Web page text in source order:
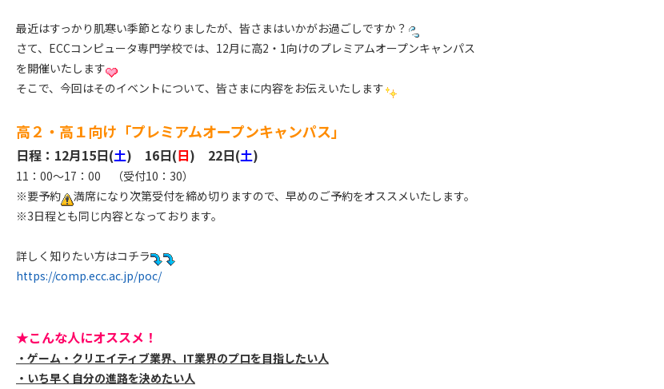
最近はすっかり肌寒い季節となりましたが、皆さまはいかがお過ごしですか？
さて、ECCコンピュータ専門学校では、12月に高2・1向けのプレミアムオープンキャンパス
を開催いたします
そこで、今回はそのイベントについて、皆さまに内容をお伝えいたします
高２・高１向け「プレミアムオープンキャンパス」
日程：12月15日(土) 16日(日) 22日(土)
11：00～17：00 （受付10：30）
※要予約
満席になり次第受付を締め切りますので、早めのご予約をオススメいたします。
※3日程とも同じ内容となっております。
詳しく知りたい方はコチラ
https://comp.ecc.ac.jp/poc/
★こんな人にオススメ！
・ゲーム・クリエイティブ業界、IT業界のプロを目指したい人
・いち早く自分の進路を決めたい人